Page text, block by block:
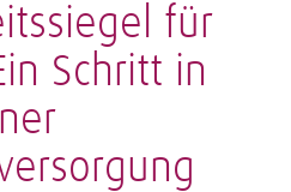
für
Schritt in